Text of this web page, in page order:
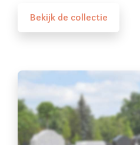
Bekijk de collectie